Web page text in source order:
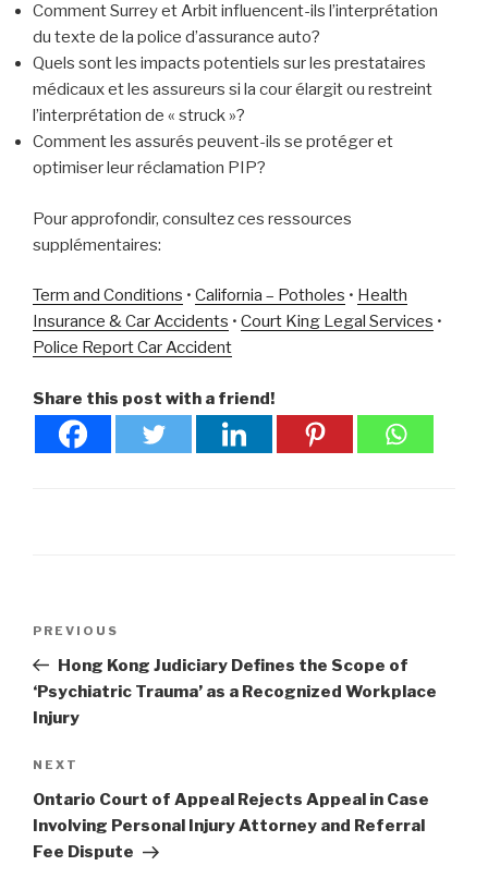
Comment Surrey et Arbit influencent-ils l’interprétation
du texte de la police d’assurance auto?
Quels sont les impacts potentiels sur les prestataires
médicaux et les assureurs si la cour élargit ou restreint
l’interprétation de « struck »?
Comment les assurés peuvent-ils se protéger et
optimiser leur réclamation PIP?
Pour approfondir, consultez ces ressources
supplémentaires:
Term and Conditions • California – Potholes • Health
Insurance & Car Accidents • Court King Legal Services •
Police Report Car Accident
Share this post with a friend!
Previous
Post
PREVIOUS
Hong Kong Judiciary Defines the Scope of
‘Psychiatric Trauma’ as a Recognized Workplace
Injury
Next
Post
NEXT
Ontario Court of Appeal Rejects Appeal in Case
Involving Personal Injury Attorney and Referral
Fee Dispute